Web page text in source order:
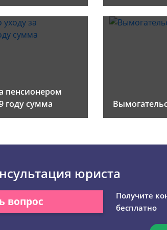
пенсионером
году сумма
юриста
вопрос
Получите
бесплатно